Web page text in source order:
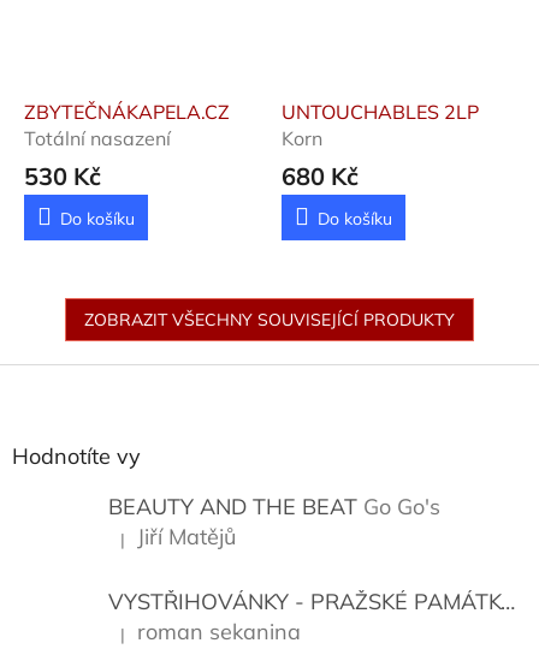
ZBYTEČNÁKAPELA.CZ
Totální nasazení
530 Kč
Do košíku
UNTOUCHABLES 2LP
Korn
680 Kč
Do košíku
ZOBRAZIT VŠECHNY SOUVISEJÍCÍ PRODUKTY
Hodnotíte vy
BEAUTY AND THE BEAT Go Go's
Hodnocení produktu je 5 z 5 hvězdiček.
| Jiří Matějů
VYSTŘIHOVÁNKY - PRAŽSKÉ PAMÁTKY
Hodnocení produktu je 5 z 5 hvězdiček.
| roman sekanina